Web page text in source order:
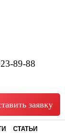
89-88
заявку
СТАТЬИ